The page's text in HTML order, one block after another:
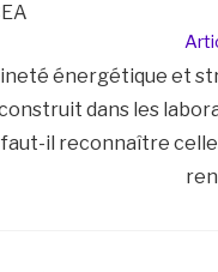
énergétique et
dans les
il reconnaître